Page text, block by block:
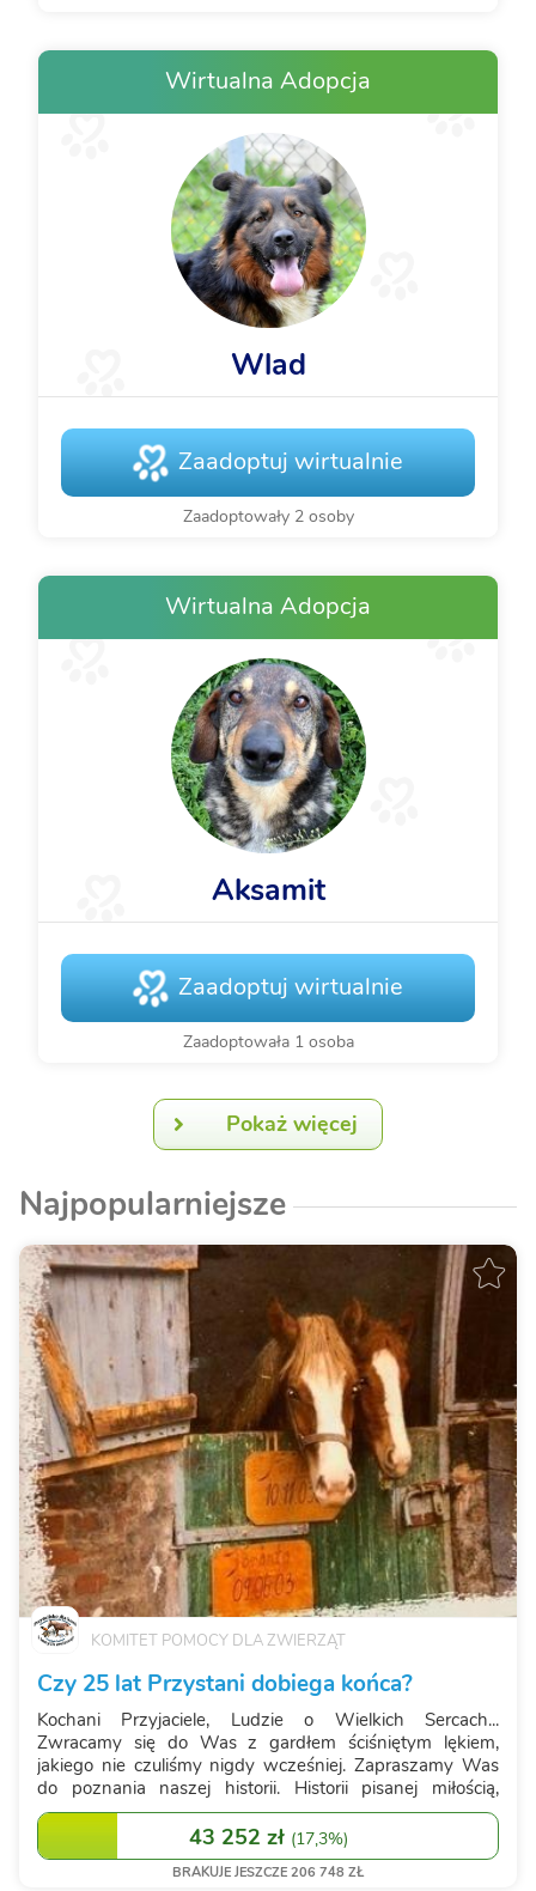
Wirtualna Adopcja
Wlad
Zaadoptuj wirtualnie
Zaadoptowały 2 osoby
Wirtualna Adopcja
Aksamit
Zaadoptuj wirtualnie
Zaadoptowała 1 osoba
Pokaż więcej
Najpopularniejsze
KOMITET POMOCY DLA ZWIERZĄT
Czy 25 lat Przystani dobiega końca?
Kochani Przyjaciele, Ludzie o Wielkich Sercach...
Zwracamy się do Was z gardłem ściśniętym lękiem,
jakiego nie czuliśmy nigdy wcześniej. Zapraszamy Was
do poznania naszej historii. Historii pisanej miłością,
nieprzespanymi nocami i walką o każde bezbronne
istnienie. W wolnej chwili przeczytajcie,...
43 252 zł (17,3%)
BRAKUJE JESZCZE 206 748 ZŁ